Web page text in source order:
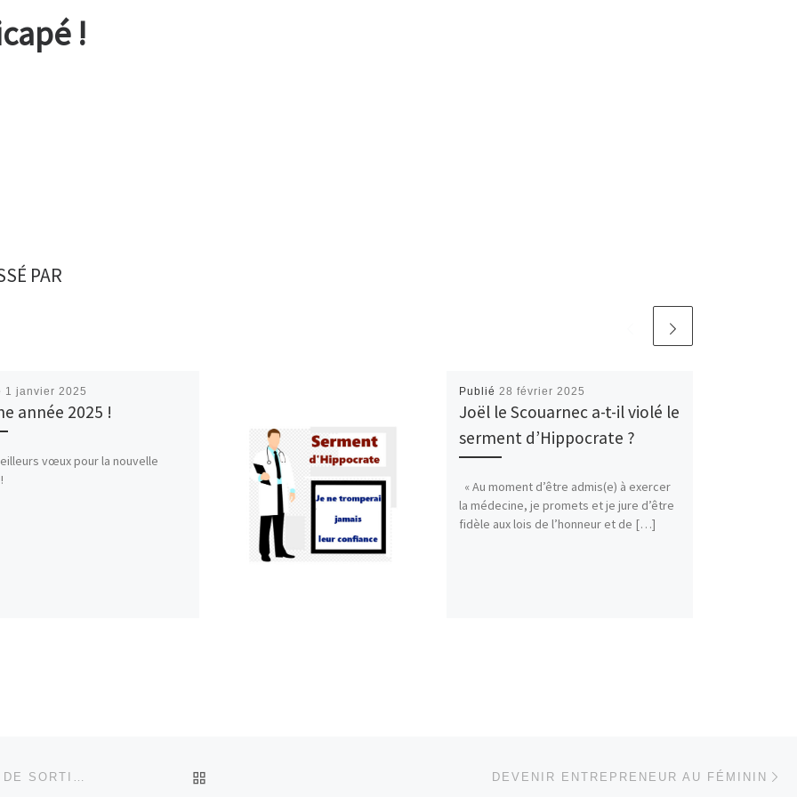
!
PAR
1 janvier 2025
année 2025 !
vœux pour la nouvelle
Publié 28 février 2025
Joël le Scouarnec a-t-il violé le
serment d’Hippocrate ?
« Au moment d’être admis(e) à exercer
la médecine, je promets et je jure d’être
fidèle aux lois de l’honneur et de […]
DEVENIR ENTREPRENEUR AU FÉMININ